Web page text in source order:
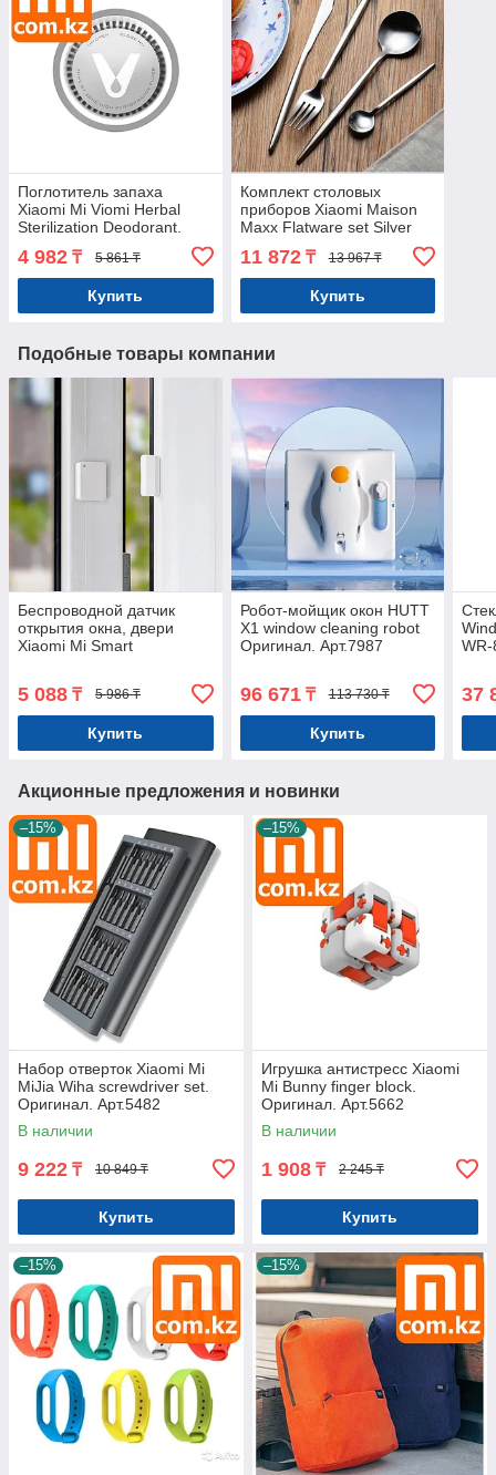
Поглотитель запаха
Xiaomi Mi Viomi Herbal
Sterilization Deodorant.
Очиститель холодильника.
Фильтр. Арт.5921
4 982 ₸ 5 861 ₸
Купить
Комплект столовых
приборов Xiaomi Maison
Maxx Flatware set Silver
Steel, серебристо-
стальной Арт.5817
11 872₸ 13 967 ₸
Купить
Подобные товары компании
Беспроводной датчик
открытия окна, двери
Xiaomi Mi Smart
Арт.7143
5 088 ₸ 5 986 ₸
Купить
Робот-мойщик окон HUTT
X1 window cleaning robot
Оригинал. Арт.7987
96 671₸ 113 730 ₸
Купить
37
Акционные предложения и новинки
–15%
Набор отверток Xiaomi Mi
MiJia Wiha screwdriver set.
Оригинал. Арт.5482
В наличии
9 222 ₸ 10 849 ₸
Купить
–15%
Игрушка антистресс Xiaomi
Mi Bunny finger block.
Оригинал. Арт.5662
В наличии
1 908 ₸ 2 245 ₸
Купить
–15% –15%